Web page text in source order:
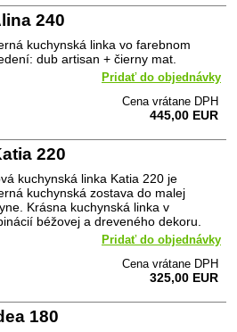
240
kuchynská linka vo farebnom
dub artisan + čierny mat.
Pridať do objednávky
Cena vrátane DPH
445,00 EUR
220
kuchynská linka Katia 220 je
kuchynská zostava do malej
Krásna kuchynská linka v
béžovej a dreveného dekoru.
Pridať do objednávky
Cena vrátane DPH
325,00 EUR
180